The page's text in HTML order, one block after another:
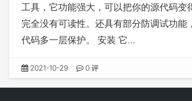
工具，它功能强大，可以把你的源代码变
完全没有可读性。还具有部分防调试功能
代码多一层保护。 安装 它…
2021-10-29 0 评